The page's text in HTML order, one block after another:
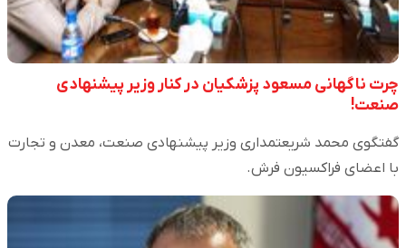
چرت ناگهانی مسعود پزشکیان در کنار وزیر پیشنهادی
صنعت!
گفتگوی محمد شریعتمداری وزیر پیشنهادی صنعت، معدن و تجارت
با اعضای فراکسیون فرش.